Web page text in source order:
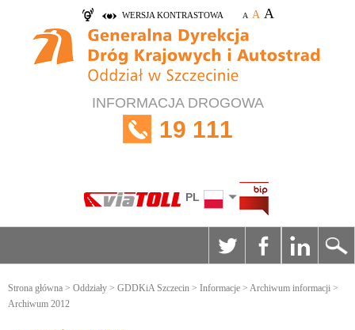
WERSJA KONTRASTOWA A A A
INFORMACJA DROGOWA
19 111
PL
Strona główna > Oddziały > GDDKiA Szczecin > Informacje > Archiwum informacji >
Archiwum 2012